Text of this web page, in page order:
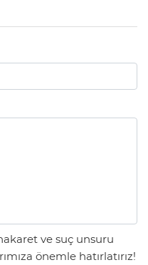
ve suç unsuru
önemle hatırlatırız!